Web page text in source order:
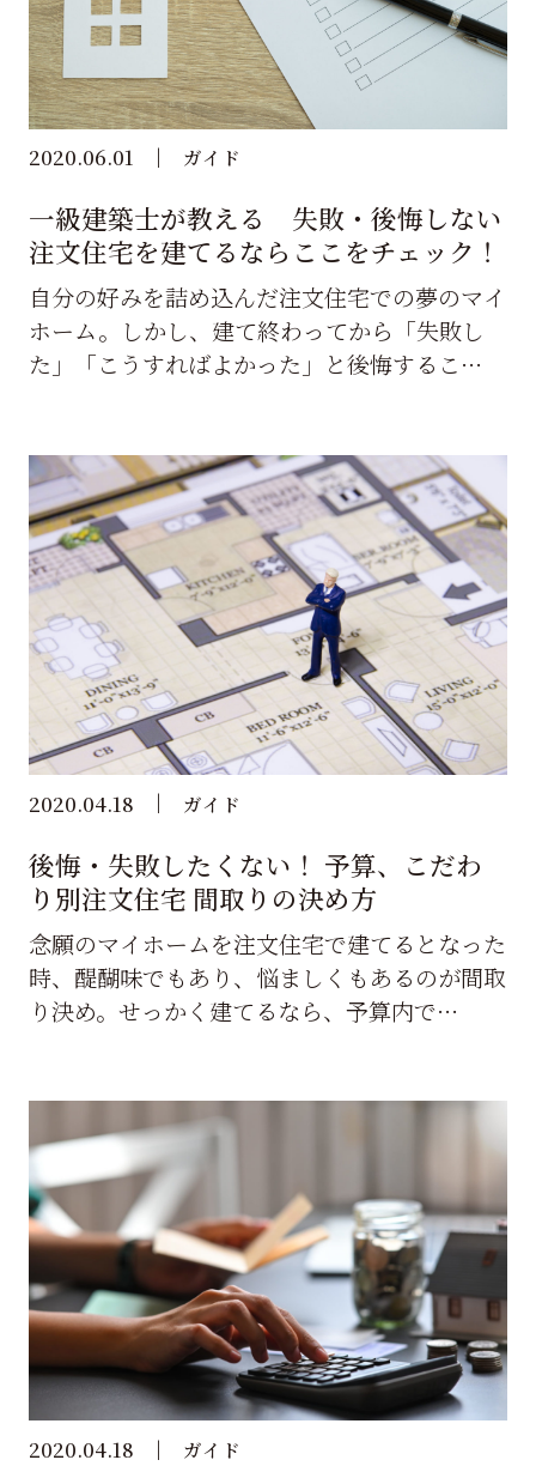
2020.06.01 ガイド
一級建築士が教える 失敗・後悔しない
注文住宅を建てるならここをチェック！
自分の好みを詰め込んだ注文住宅での夢のマイ
ホーム。しかし、建て終わってから「失敗し
た」「こうすればよかった」と後悔するこ…
2020.04.18 ガイド
後悔・失敗したくない！ 予算、こだわ
り別注文住宅 間取りの決め方
念願のマイホームを注文住宅で建てるとなった
時、醍醐味でもあり、悩ましくもあるのが間取
り決め。せっかく建てるなら、予算内で…
2020.04.18 ガイド